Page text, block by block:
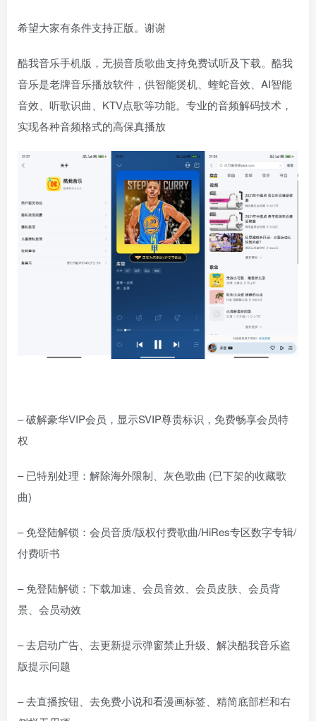
希望大家有条件支持正版。谢谢
酷我音乐手机版，无损音质歌曲支持免费试听及下载。酷我
音乐是老牌音乐播放软件，供智能煲机、蝰蛇音效、AI智能
音效、听歌识曲、KTV点歌等功能。专业的音频解码技术，
实现各种音频格式的高保真播放
– 破解豪华VIP会员，显示SVIP尊贵标识，免费畅享会员特
权
– 已特别处理：解除海外限制、灰色歌曲 (已下架的收藏歌
曲)
– 免登陆解锁：会员音质/版权付费歌曲/HiRes专区数字专辑/
付费听书
– 免登陆解锁：下载加速、会员音效、会员皮肤、会员背
景、会员动效
– 去启动广告、去更新提示弹窗禁止升级、解决酷我音乐盗
版提示问题
– 去直播按钮、去免费小说和看漫画标签、精简底部栏和右